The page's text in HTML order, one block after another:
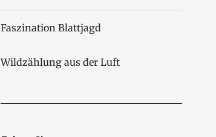
Faszination Blattjagd
Wildzählung aus der Luft